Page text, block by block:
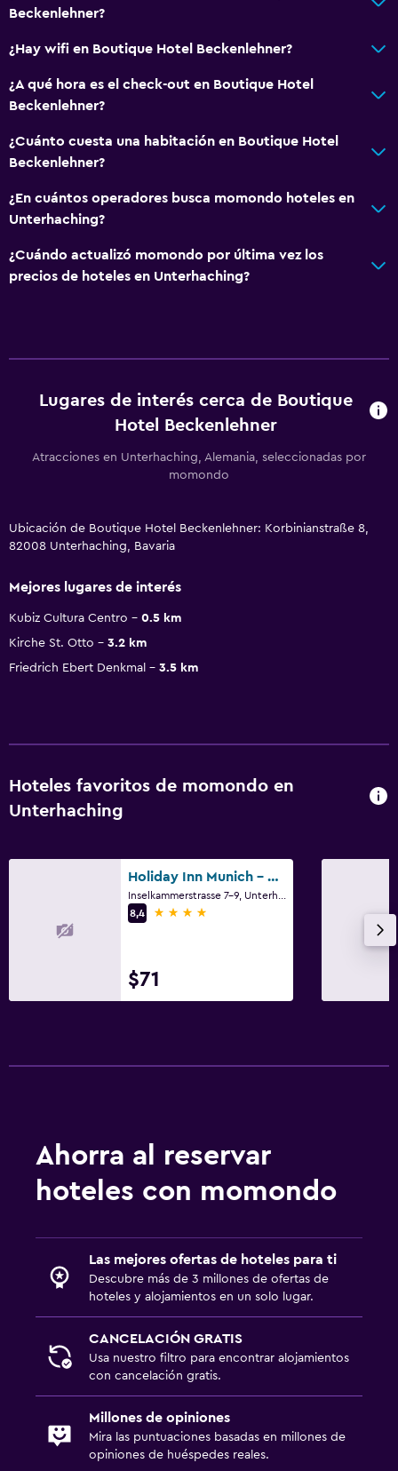
Beckenlehner?
¿Hay wifi en Boutique Hotel Beckenlehner?
¿A qué hora es el check-out en Boutique Hotel
Beckenlehner?
¿Cuánto cuesta una habitación en Boutique Hotel
Beckenlehner?
¿En cuántos operadores busca momondo hoteles en
Unterhaching?
¿Cuándo actualizó momondo por última vez los
precios de hoteles en Unterhaching?
Lugares de interés cerca de Boutique
Hotel Beckenlehner
Atracciones en Unterhaching, Alemania, seleccionadas por
momondo
Ubicación de Boutique Hotel Beckenlehner: Korbinianstraße 8,
82008 Unterhaching, Bavaria
Mejores lugares de interés
Kubiz Cultura Centro
0.5 km
Kirche St. Otto
3.2 km
Friedrich Ebert Denkmal
3.5 km
Hoteles favoritos de momondo en
Unterhaching
Holiday Inn Munich - Unterhaching By IHG
8,4
4 estrellas
$71
Ahorra al reservar
hoteles con momondo
Las mejores ofertas de hoteles para ti
Descubre más de 3 millones de ofertas de
hoteles y alojamientos en un solo lugar.
CANCELACIÓN GRATIS
Usa nuestro filtro para encontrar alojamientos
con cancelación gratis.
Millones de opiniones
Mira las puntuaciones basadas en millones de
opiniones de huéspedes reales.